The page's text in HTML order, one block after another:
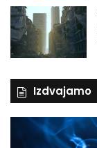
Izdvajamo